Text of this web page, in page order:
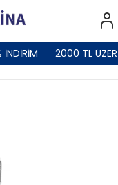
2000 TL